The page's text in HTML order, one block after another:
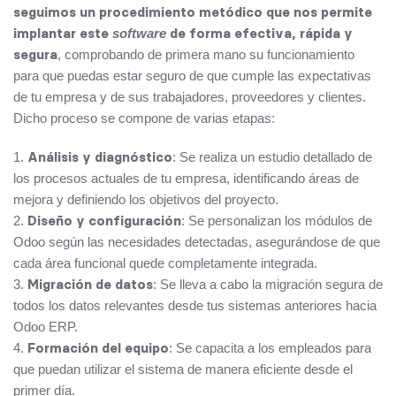
seguimos un procedimiento metódico que nos permite
implantar este software de forma efectiva, rápida y
segura, comprobando de primera mano su funcionamiento
para que puedas estar seguro de que cumple las expectativas
de tu empresa y de sus trabajadores, proveedores y clientes.
Dicho proceso se compone de varias etapas:
Análisis y diagnóstico: Se realiza un estudio detallado de
los procesos actuales de tu empresa, identificando áreas de
mejora y definiendo los objetivos del proyecto.
Diseño y configuración: Se personalizan los módulos de
Odoo según las necesidades detectadas, asegurándose de que
cada área funcional quede completamente integrada.
Migración de datos: Se lleva a cabo la migración segura de
todos los datos relevantes desde tus sistemas anteriores hacia
Odoo ERP.
Formación del equipo: Se capacita a los empleados para
que puedan utilizar el sistema de manera eficiente desde el
primer día.